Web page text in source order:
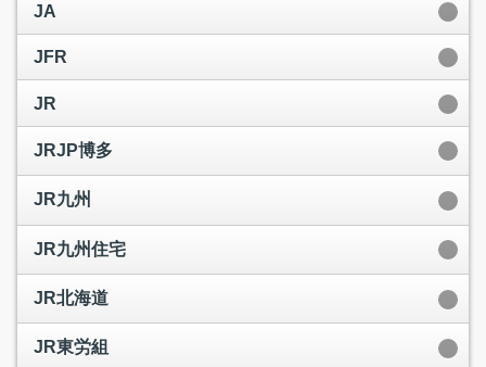
JA
JFR
JR
JRJP博多
JR九州
JR九州住宅
JR北海道
JR東労組